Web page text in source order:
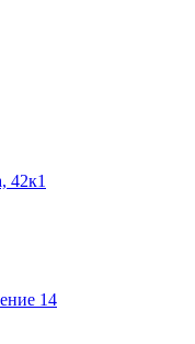
42к1
14